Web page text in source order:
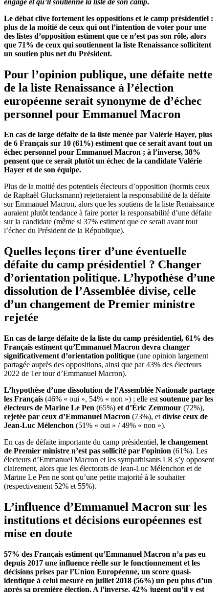
Le débat clive fortement les oppositions et le camp présidentiel :
plus de la moitié de ceux qui ont l’intention de voter pour une
des listes d’opposition estiment que ce n’est pas son rôle, alors
que 71% de ceux qui soutiennent la liste Renaissance sollicitent
un soutien plus net du Président.
Pour l’opinion publique, une défaite nette
de la liste Renaissance à l’élection
européenne serait synonyme de d’échec
personnel pour Emmanuel Macron
En cas de large défaite de la liste menée par Valérie Hayer, plus
de 6 Français sur 10 (61%) estiment que ce serait avant tout un
échec personnel pour Emmanuel Macron ; à l’inverse, 38%
pensent que ce serait plutôt un échec de la candidate Valérie
Hayer et de son équipe.
Plus de la moitié des potentiels électeurs d’opposition (hormis ceux
de Raphaël Glucksmann) rejetteraient la responsabilité de la défaite
sur Emmanuel Macron, alors que les soutiens de la liste Renaissance
auraient plutôt tendance à faire porter la responsabilité d’une défaite
sur la candidate (même si 37% estiment que ce serait avant tout
l’échec du Président de la République).
Quelles leçons tirer d’une éventuelle
défaite du camp présidentiel ? Changer
d’orientation politique. L’hypothèse d’une
dissolution de l’Assemblée divise, celle
d’un changement de Premier ministre
rejetée
En cas de large défaite de la liste du camp présidentiel, 61% des
Français estiment qu’Emmanuel Macron devra changer
significativement d’orientation politique (une opinion largement
partagée auprès des oppositions, ainsi que par 43% des électeurs
2022 de 1er tour d’Emmanuel Macron).
L’hypothèse d’une dissolution de l’Assemblée Nationale partage
les Français (46% « oui », 54% « non ») ; elle est soutenue par les
électeurs de Marine Le Pen (65%) et d’Éric Zemmour (72%),
rejetée par ceux d’Emmanuel Macron (73%), et divise ceux de
Jean-Luc Mélenchon (51% « oui » / 49% « non »).
En cas de défaite importante du camp présidentiel, le changement
de Premier ministre n’est pas sollicité par l’opinion (61%). Les
électeurs d’Emmanuel Macron et les sympathisants LR s’y opposent
clairement, alors que les électorats de Jean-Luc Mélenchon et de
Marine Le Pen ne sont qu’une petite majorité à le souhaiter
(respectivement 52% et 55%).
L’influence d’Emmanuel Macron sur les
institutions et décisions européennes est
mise en doute
57% des Français estiment qu’Emmanuel Macron n’a pas eu
depuis 2017 une influence réelle sur le fonctionnement et les
décisions prises par l’Union Européenne, un score quasi-
identique à celui mesuré en juillet 2018 (56%) un peu plus d’un
après sa première élection. A l’inverse, 42% jugent qu’il y est